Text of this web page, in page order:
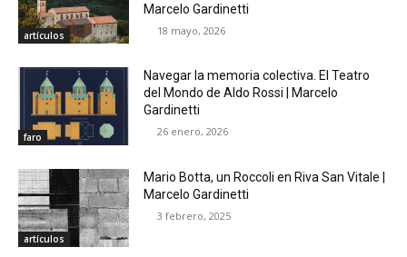
artículos
Marcelo Gardinetti
18 mayo, 2026
faro
Navegar la memoria colectiva. El Teatro
del Mondo de Aldo Rossi | Marcelo
Gardinetti
26 enero, 2026
artículos
Mario Botta, un Roccoli en Riva San Vitale |
Marcelo Gardinetti
3 febrero, 2025